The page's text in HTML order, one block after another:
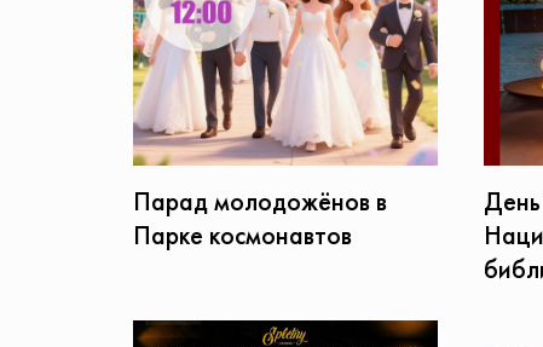
Парад молодожёнов в
Парке космонавтов